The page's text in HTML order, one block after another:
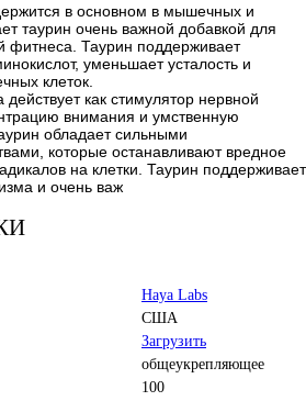
в основном в мышечных и
таурин очень важной добавкой для
фитнеса. Таурин поддерживает
уменьшает усталость и
клеток.
как стимулятор нервной
внимания и умственную
обладает сильными
которые останавливают вредное
на клетки. Таурин поддерживает
и очень важ
Haya Labs
США
Загрузить
общеукрепляющее
100